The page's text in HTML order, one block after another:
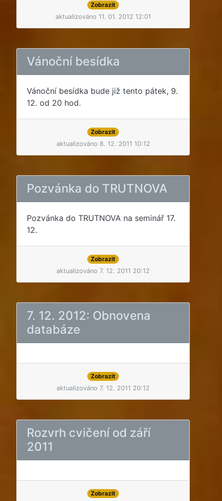
Zobrazit
aktualizováno 11. 01. 2012 12:01
Vánoční besídka
Vánoční besídka bude již tento pátek, 9.
12. od 20 hod.
Zobrazit
aktualizováno 8. 12. 2011 10:12
Pozvánka do TRUTNOVA
Pozvánka do TRUTNOVA na seminář 17.
12.
Zobrazit
aktualizováno 7. 12. 2011 20:12
7. 12. 2012: Obnovena
databáze
Zobrazit
aktualizováno 7. 12. 2011 20:12
Rozvrh cvičení od září
2011
Zobrazit